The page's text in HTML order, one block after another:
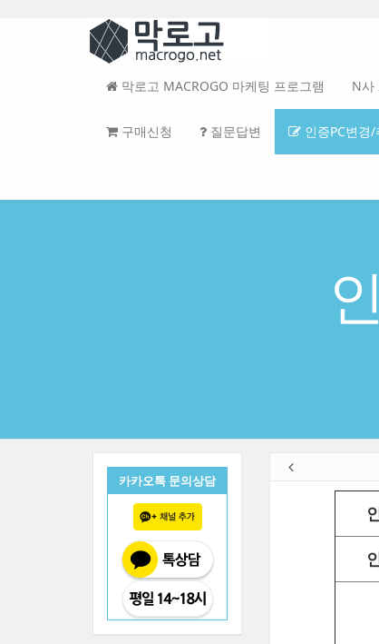
메
뉴
토
막로고 MACROGO 마케팅 프로그램 N사
구매신청 질문답변 인증PC변경/
카카오톡 문의상담